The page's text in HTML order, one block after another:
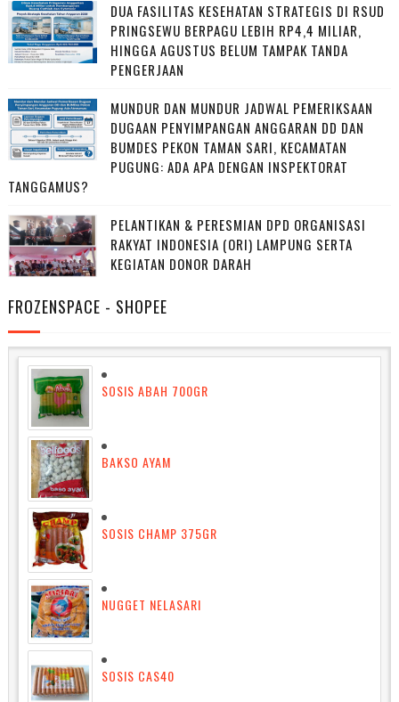
DUA FASILITAS KESEHATAN STRATEGIS DI RSUD
PRINGSEWU BERPAGU LEBIH RP4,4 MILIAR,
HINGGA AGUSTUS BELUM TAMPAK TANDA
PENGERJAAN
MUNDUR DAN MUNDUR JADWAL PEMERIKSAAN
DUGAAN PENYIMPANGAN ANGGARAN DD DAN
BUMDES PEKON TAMAN SARI, KECAMATAN
PUGUNG: ADA APA DENGAN INSPEKTORAT
TANGGAMUS?
PELANTIKAN & PERESMIAN DPD ORGANISASI
RAKYAT INDONESIA (ORI) LAMPUNG SERTA
KEGIATAN DONOR DARAH
FROZENSPACE - SHOPEE
SOSIS ABAH 700GR
BAKSO AYAM
SOSIS CHAMP 375GR
NUGGET NELASARI
SOSIS CAS40